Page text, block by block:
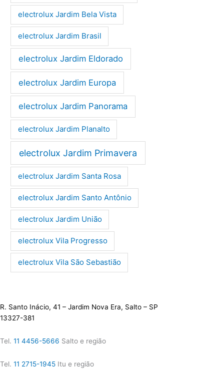
electrolux Jardim Bela Vista
electrolux Jardim Brasil
electrolux Jardim Eldorado
electrolux Jardim Europa
electrolux Jardim Panorama
electrolux Jardim Planalto
electrolux Jardim Primavera
electrolux Jardim Santa Rosa
electrolux Jardim Santo Antônio
electrolux Jardim União
electrolux Vila Progresso
electrolux Vila São Sebastião
R. Santo Inácio, 41 – Jardim Nova Era, Salto – SP
13327-381
Tel. 11 4456-5666 Salto e região
Tel. 11 2715-1945 Itu e região